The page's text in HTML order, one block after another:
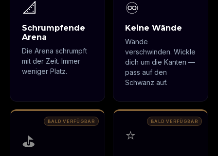
📐
Schrumpfende
Arena
Die Arena schrumpft
mit der Zeit. Immer
weniger Platz.
♾️
Keine Wände
Wände
verschwinden. Wickle
dich um die Kanten —
pass auf den
Schwanz auf.
⛳ ⭐